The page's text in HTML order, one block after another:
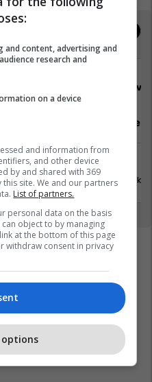
Arkatar/e
31 Korrik
and content, advertising and
research and
on a device
and information from
and other device
by and shared with 369
site. We and our partners
List of partners.
personal data on the basis
object to by managing
at the bottom of this page
withdraw consent in privacy